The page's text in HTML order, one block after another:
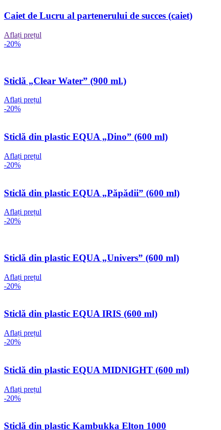
Caiet de Lucru al partenerului de succes (caiet)
Aflați prețul
-20%
Sticlă „Clear Water” (900 ml.)
Aflați prețul
-20%
Sticlă din plastic EQUA „Dino” (600 ml)
Aflați prețul
-20%
Sticlă din plastic EQUA „Păpădii” (600 ml)
Aflați prețul
-20%
Sticlă din plastic EQUA „Univers” (600 ml)
Aflați prețul
-20%
Sticlă din plastic EQUA IRIS (600 ml)
Aflați prețul
-20%
Sticlă din plastic EQUA MIDNIGHT (600 ml)
Aflați prețul
-20%
Sticlă din plastic Kambukka Elton 1000